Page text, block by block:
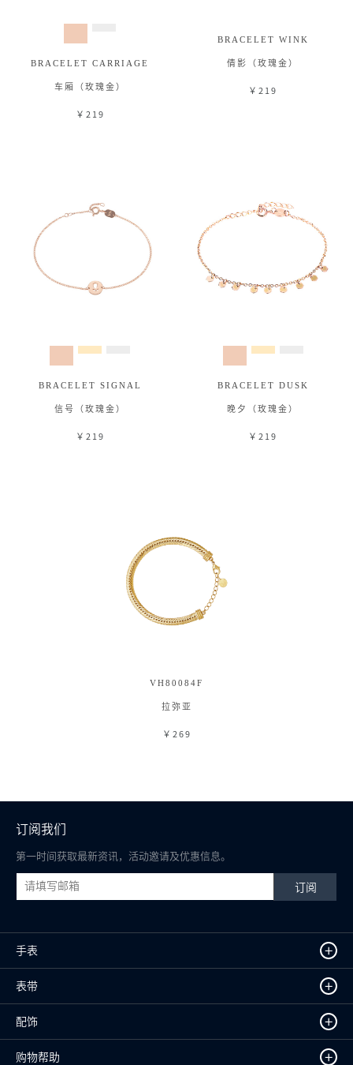
BRACELET CARRIAGE
车厢（玫瑰金）
￥219
BRACELET WINK
倩影（玫瑰金）
￥219
BRACELET SIGNAL
信号（玫瑰金）
￥219
BRACELET DUSK
晚夕（玫瑰金）
￥219
VH80084F
拉弥亚
￥269
订阅我们
第一时间获取最新资讯，活动邀请及优惠信息。
订阅
手表 +
表带 +
配饰 +
购物帮助 +